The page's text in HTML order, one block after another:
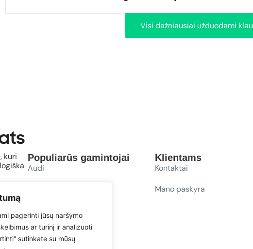
pagerinti jūsų naršymo
ar turinį ir analizuoti
sutinkate su mūsų
Visi dažniausiai užduodami
kuri
Populiarūs gamintojai
Audi
Volkswagen
Klientams
Kontaktai
Mano paskyra